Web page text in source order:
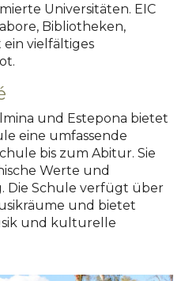
Universitäten. EIC
Bibliotheken,
vielfältiges
und Estepona bietet
eine umfassende
bis zum Abitur. Sie
Werte und
Die Schule verfügt über
und bietet
und kulturelle